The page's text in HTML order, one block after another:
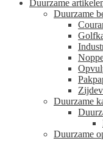
Duurzame
Duurzame
Duurzame
Duurzame